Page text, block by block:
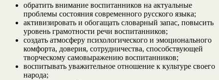
обратить внимание воспитанников на актуальные
проблемы состояния современного русского языка;
активизировать и обогащать словарный запас, повысить
уровень грамотности речи воспитанников;
создать атмосферу психологического и эмоционального
комфорта, доверия, сотрудничества, способствующей
творческому самовыражению воспитанников;
воспитывать уважительное отношение к культуре своего
народа;